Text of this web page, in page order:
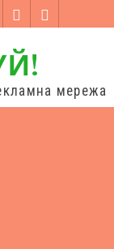
мережа